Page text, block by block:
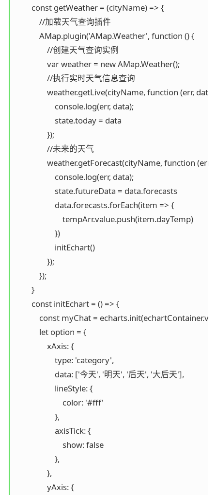
        const getWeather = (cityName) => {
            //加载天气查询插件
            AMap.plugin('AMap.Weather', function () {
                //创建天气查询实例
                var weather = new AMap.Weather();
                //执行实时天气信息查询
weather.getLive(cityName, function (err, data)
                    console.log(err, data);
                    state.today = data
                });
                //未来的天气
weather.getForecast(cityName, function (err,
                    console.log(err, data);
                    state.futureData = data.forecasts
                    data.forecasts.forEach(item => {
                        tempArr.value.push(item.dayTemp)
                    })
                    initEchart()
                });
            });
        }
        const initEchart = () => {
const myChat =
            let option = {
                xAxis: {
                    type: 'category',
                    data: ['今天', '明天', '后天', '大后天'],
                    lineStyle: {
                        color: '#fff'
                    },
                    axisTick: {
                        show: false
                    },
                },
                yAxis: {